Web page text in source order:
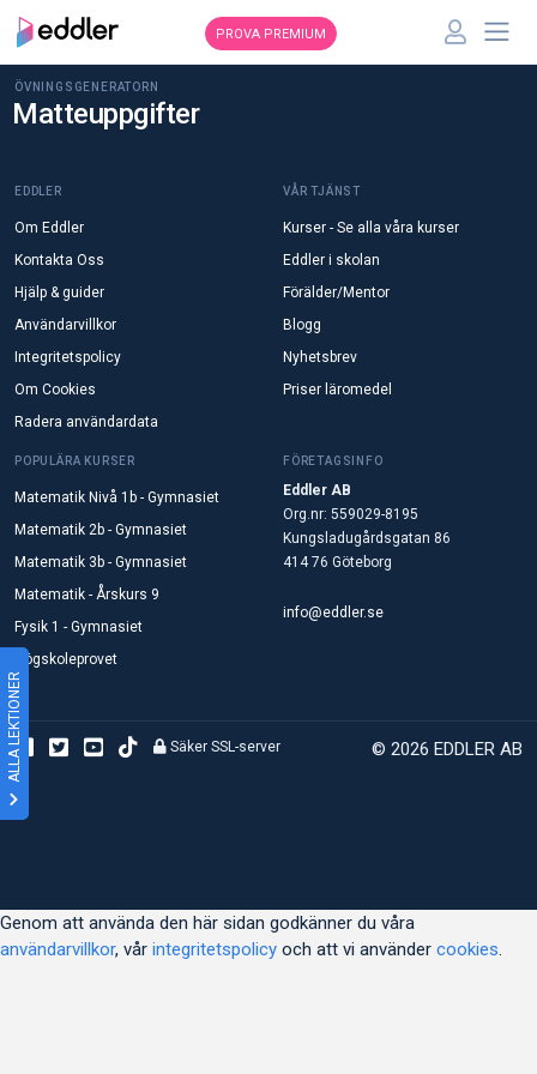
ALLA LEKTIONER
PROVA PREMIUM
ÖVNINGSGENERATORN
Matteuppgifter
EDDLER
Om Eddler
Kontakta Oss
Hjälp & guider
Användarvillkor
Integritetspolicy
Om Cookies
Radera användardata
VÅR TJÄNST
Kurser - Se alla våra kurser
Eddler i skolan
Förälder/Mentor
Blogg
Nyhetsbrev
Priser läromedel
POPULÄRA KURSER
Matematik Nivå 1b - Gymnasiet
Matematik 2b - Gymnasiet
Matematik 3b - Gymnasiet
Matematik - Årskurs 9
Fysik 1 - Gymnasiet
Högskoleprovet
FÖRETAGSINFO
Eddler AB
Org.nr: 559029-8195
Kungsladugårdsgatan 86
414 76 Göteborg
info@eddler.se
© 2026 EDDLER AB
Säker SSL-server
Genom att använda den här sidan godkänner du våra
användarvillkor, vår integritetspolicy och att vi använder cookies.